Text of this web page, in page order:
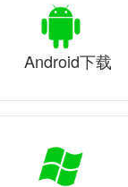
Android下载